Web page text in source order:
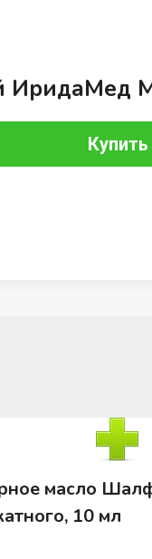
ИридаМед
Купить
масло
10 мл